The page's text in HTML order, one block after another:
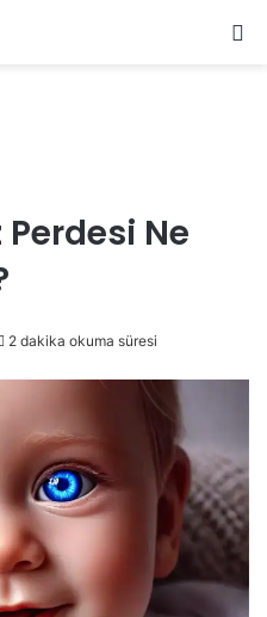
Ne
2 dakika okuma süresi